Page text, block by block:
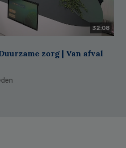
32:08
zorg | Van afval